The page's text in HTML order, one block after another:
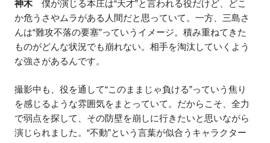
神木僕が演じる本庄は“天才”と言われる役だけど、どこ
か危うさやムラがある人間だと思っていて。一方、三島さ
んは“難攻不落の要塞”っていうイメージ。積み重ねてきた
ものがどんな状況でも崩れない。相手を淘汰していくよう
な強さがあるんです。
撮影中も、役を通して“このままじゃ負ける”っていう焦り
を感じるような雰囲気をまとっていて。だからこそ、全力
で弱点を探して、その防壁を崩しに行きたいと思いながら
演じられました。“不動”という言葉が似合うキャラクター